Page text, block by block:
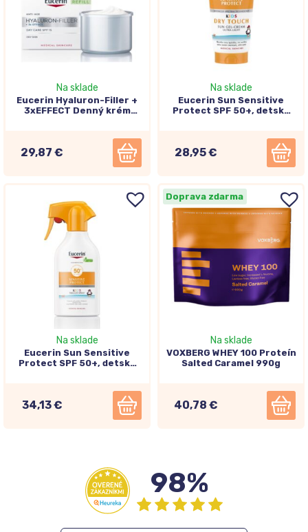
Na sklade
Eucerin Hyaluron-Filler +
3xEFFECT Denný krém
29,87 €
Na sklade
Eucerin Sun Sensitive
Protect SPF 50+, detský
28,95 €
Na sklade
Eucerin Sun Sensitive
Protect SPF 50+, detský
34,13 €
Doprava zdarma
Na sklade
VOXBERG WHEY 100 Proteín
Salted Caramel 990g
40,78 €
98%